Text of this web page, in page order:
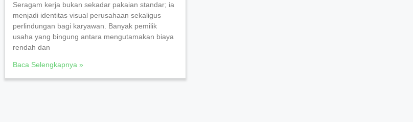
Seragam kerja bukan sekadar pakaian standar; ia
menjadi identitas visual perusahaan sekaligus
perlindungan bagi karyawan. Banyak pemilik
usaha yang bingung antara mengutamakan biaya
rendah dan
Baca Selengkapnya »